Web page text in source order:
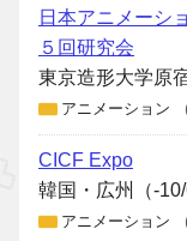
日本アニメーシ
５回研究会
東京造形大学原
アニメーション
CICF Expo
韓国・広州（-10/
アニメーション